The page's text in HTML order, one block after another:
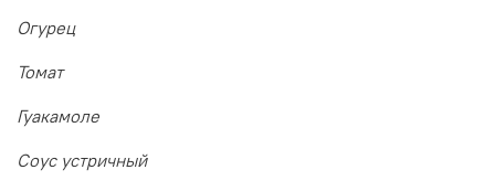
Огурец
Томат
Гуакамоле
Соус устричный